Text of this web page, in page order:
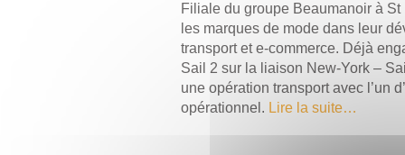
Filiale du groupe Beaumanoir à
les marques de mode dans leur
transport et e-commerce. Déjà
Sail 2 sur la liaison New-York –
une opération transport avec l’un
opérationnel. Lire la suite…